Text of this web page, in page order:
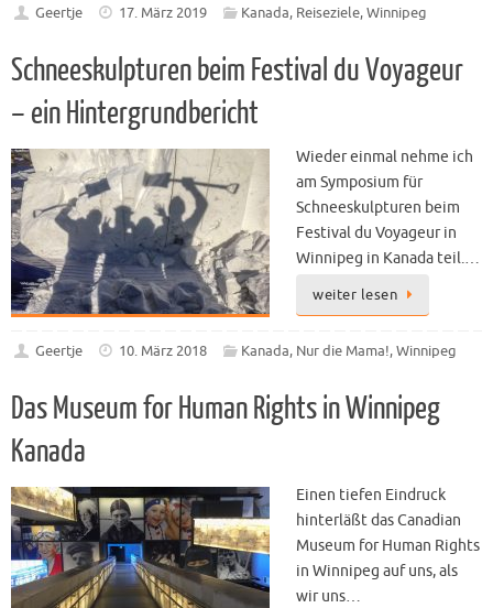
Geertje 17. März 2019 Kanada, Reiseziele,Winnipeg
Schneeskulpturen beim Festival du Voyageur
– ein Hintergrundbericht
Wieder einmal nehme ich
am Symposium für
Schneeskulpturen beim
Festival du Voyageur in
Winnipeg in Kanada teil.…
weiter lesen
Geertje 10. März 2018 Kanada, Nur die Mama!,Winnipeg
Das Museum for Human Rights in Winnipeg
Kanada
Einen tiefen Eindruck
hinterläßt das Canadian
Museum for Human Rights
in Winnipeg auf uns, als
wir uns…